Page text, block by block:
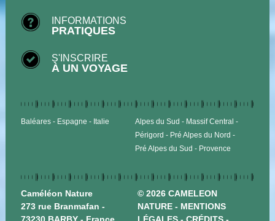
INFORMATIONS
PRATIQUES
S'INSCRIRE
À UN VOYAGE
Baléares Espagne Italie Alpes du Sud
Massif Central
Périgord
Pré Alpes du Nord
Pré Alpes du Sud
Provence
Caméléon Nature
273 rue Branmafan -
© 2026 CAMELEON
NATURE - MENTIONS